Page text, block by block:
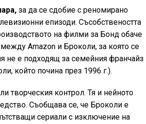
за да се сдобие с реномирано
епизоди. Съсобствеността
на филми за Бонд обаче
Amazon и Броколи, за която се
не е подходящ за семейния франчайз
който почина през 1996 г.).
творческия контрол. Тя и нейното
Съобщава се, че Броколи е
сериали с изключение на